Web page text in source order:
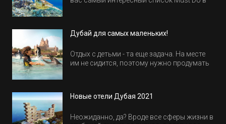
Дубай для самых маленьких!
Отдых с детьми - та еще задача. На месте
им не сидится, поэтому нужно продумать
Новые отели Дубая 2021
Неожиданно, да? Вроде все сферы жизни в